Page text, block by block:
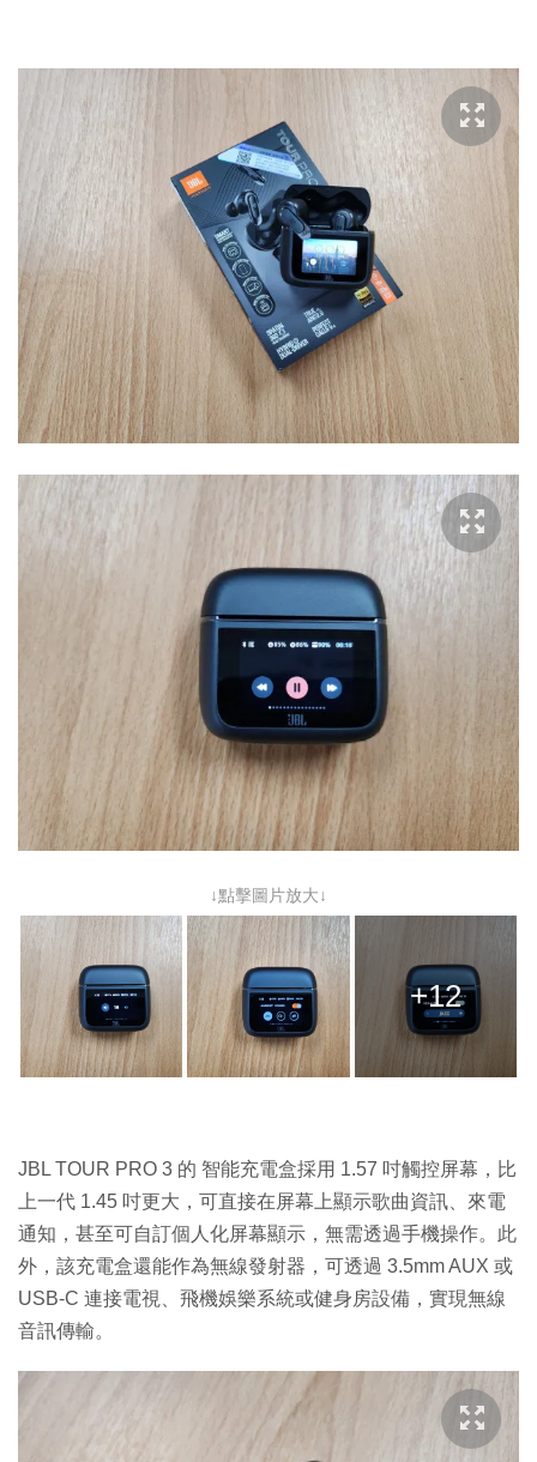
↓點擊圖片放大↓
+12
JBL TOUR PRO 3 的 智能充電盒採用 1.57 吋觸控屏幕，比
上一代 1.45 吋更大，可直接在屏幕上顯示歌曲資訊、來電
通知，甚至可自訂個人化屏幕顯示，無需透過手機操作。此
外，該充電盒還能作為無線發射器，可透過 3.5mm AUX 或
USB-C 連接電視、飛機娛樂系統或健身房設備，實現無線
音訊傳輸。